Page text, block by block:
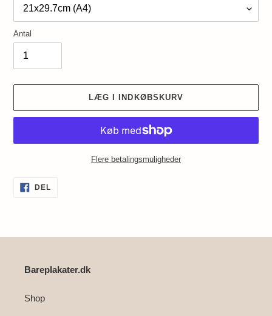
Antal
LÆG I INDKØBSKURV
Flere betalingsmuligheder
Lægger
produkt
DEL
PÅ
Bareplakater.dk
Shop